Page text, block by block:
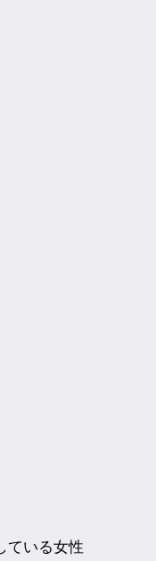
ている女性